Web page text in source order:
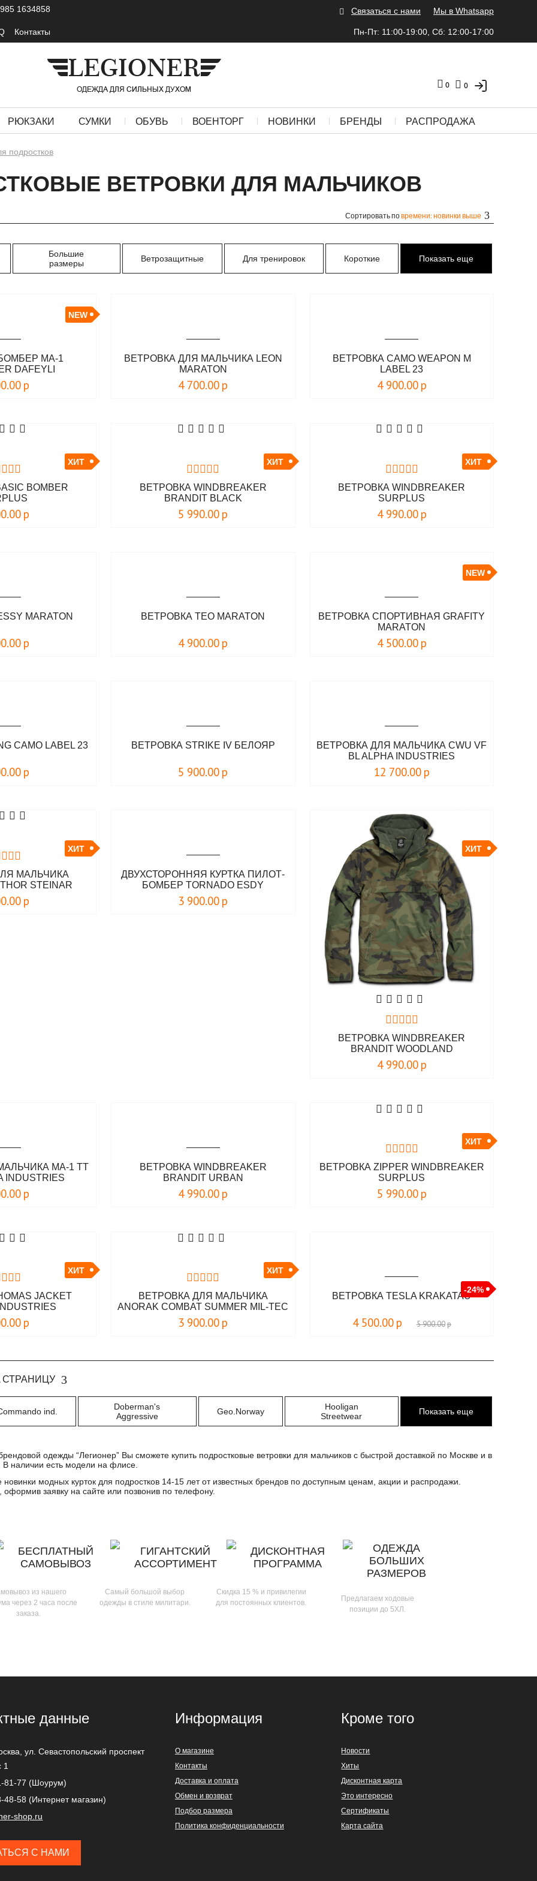
1634858 Связаться с нами Мы в Whatsapp
Контакты Пн-Пт: 11:00-19:00, Сб: 12:00-17:00
0
0
РЮКЗАКИ СУМКИ ОБУВЬ ВОЕНТОРГ НОВИНКИ БРЕНДЫ РАСПРОДАЖА
подростков
ВЕТРОВКИ ДЛЯ МАЛЬЧИКОВ
Сортировать повремени: новинки выше
Большие
размеры
Ветрозащитные Для тренировок Короткие Показать еще
NEW
MA-1
DAFEYLI
р
ВЕТРОВКА ДЛЯ МАЛЬЧИКА LEON
MARATON
4 700.00 р
ВЕТРОВКА CAMO WEAPON M
LABEL 23
4 900.00 р
ХИТ
BOMBER
р
ХИТ
ВЕТРОВКА WINDBREAKER
BRANDIT BLACK
5 990.00 р
ХИТ
ВЕТРОВКА WINDBREAKER
SURPLUS
4 990.00 р
MARATON
р
ВЕТРОВКА TEO MARATON
4 900.00 р
NEW
ВЕТРОВКА СПОРТИВНАЯ GRAFITY
MARATON
4 500.00 р
CAMO LABEL 23
р
ВЕТРОВКА STRIKE IV БЕЛОЯР
5 900.00 р
ВЕТРОВКА ДЛЯ МАЛЬЧИКА CWU VF
BL ALPHA INDUSTRIES
12 700.00 р
ХИТ
МАЛЬЧИКА
STEINAR
р
ДВУХСТОРОННЯЯ КУРТКА ПИЛОТ-
БОМБЕР TORNADO ESDY
3 900.00 р
ХИТ
ВЕТРОВКА WINDBREAKER
BRANDIT WOODLAND
4 990.00 р
MA-1 TT
INDUSTRIES
р
ВЕТРОВКА WINDBREAKER
BRANDIT URBAN
4 990.00 р
ХИТ
ВЕТРОВКА ZIPPER WINDBREAKER
SURPLUS
5 990.00 р
ХИТ
JACKET
р
ХИТ
ВЕТРОВКА ДЛЯ МАЛЬЧИКА
ANORAK COMBAT SUMMER MIL-TEC
3 900.00 р
-24%
ВЕТРОВКА TESLA KRAKATAU
4 500.00 р 5 900.00р
СТРАНИЦУ
ind.
Doberman's
Aggressive
Geo.Norway
Hooligan
Streetwear
Показать еще
одежды “Легионер” Вы сможете купить подростковые ветровки для мальчиков с быстрой доставкой по Москве и в
В наличии есть модели на флисе.
новинки модных курток для подростков 14-15 лет от известных брендов по доступным ценам, акции и распродажи.
оформив заявку на сайте или позвонив по телефону.
БЕСПЛАТНЫЙ
САМОВЫВОЗ
из нашего
через 2 часа после
заказа.
ГИГАНТСКИЙ
АССОРТИМЕНТ
Самый большой выбор
одежды в стиле милитари.
ДИСКОНТНАЯ
ПРОГРАММА
Скидка 15 % и привилегии
для постоянных клиентов.
ОДЕЖДА
БОЛЬШИХ
РАЗМЕРОВ
Предлагаем ходовые
позиции до 5ХЛ.
данные
,ул. Севастопольский проспект
1
81-77 (Шоурум)
48-58 (Интернет магазин)
shop.ru
С НАМИ
Информация
О магазине
Контакты
Доставка и оплата
Обмен и возврат
Подбор размера
Политика конфиденциальности
Кроме того
Новости
Хиты
Дисконтная карта
Это интересно
Сертификаты
Карта сайта